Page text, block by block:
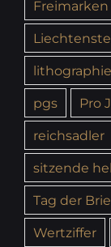
Freimarken
pgs
Pro
reichsadler
sitzende
Tag der
Wertziffer